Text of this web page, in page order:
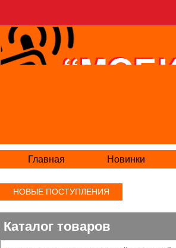
Главная Новинки
НОВЫЕ ПОСТУПЛЕНИЯ
Каталог товаров